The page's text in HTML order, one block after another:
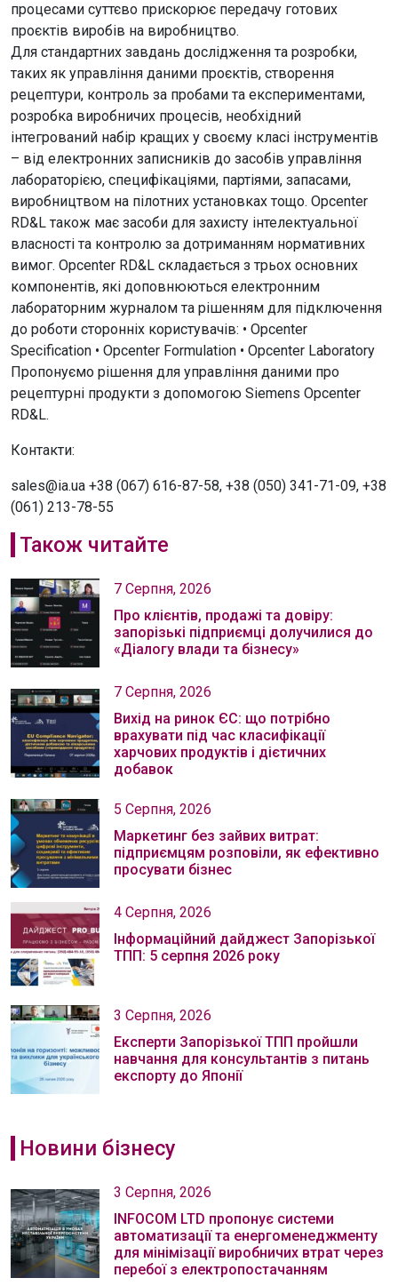
процесами суттєво прискорює передачу готових
проєктів виробів на виробництво.
Для стандартних завдань дослідження та розробки,
таких як управління даними проєктів, створення
рецептури, контроль за пробами та експериментами,
розробка виробничих процесів, необхідний
інтегрований набір кращих у своєму класі інструментів
– від електронних записників до засобів управління
лабораторією, специфікаціями, партіями, запасами,
виробництвом на пілотних установках тощо. Opcenter
RD&L також має засоби для захисту інтелектуальної
власності та контролю за дотриманням нормативних
вимог. Opcenter RD&L складається з трьох основних
компонентів, які доповнюються електронним
лабораторним журналом та рішенням для підключення
до роботи сторонніх користувачів: • Opcenter
Specification • Opcenter Formulation • Opcenter Laboratory
Пропонуємо рішення для управління даними про
рецептурні продукти з допомогою Siemens Opcenter
RD&L.
Контакти:
sales@ia.ua +38 (067) 616-87-58, +38 (050) 341-71-09, +38
(061) 213-78-55
Також читайте
7 Серпня, 2026
Про клієнтів, продажі та довіру:
запорізькі підприємці долучилися до
«Діалогу влади та бізнесу»
7 Серпня, 2026
Вихід на ринок ЄС: що потрібно
врахувати під час класифікації
харчових продуктів і дієтичних
добавок
5 Серпня, 2026
Маркетинг без зайвих витрат:
підприємцям розповіли, як ефективно
просувати бізнес
4 Серпня, 2026
Інформаційний дайджест Запорізької
ТПП: 5 серпня 2026 року
3 Серпня, 2026
Експерти Запорізької ТПП пройшли
навчання для консультантів з питань
експорту до Японії
Новини бізнесу
3 Серпня, 2026
INFOCOM LTD пропонує системи
автоматизації та енергоменеджменту
для мінімізації виробничих втрат через
перебої з електропостачанням